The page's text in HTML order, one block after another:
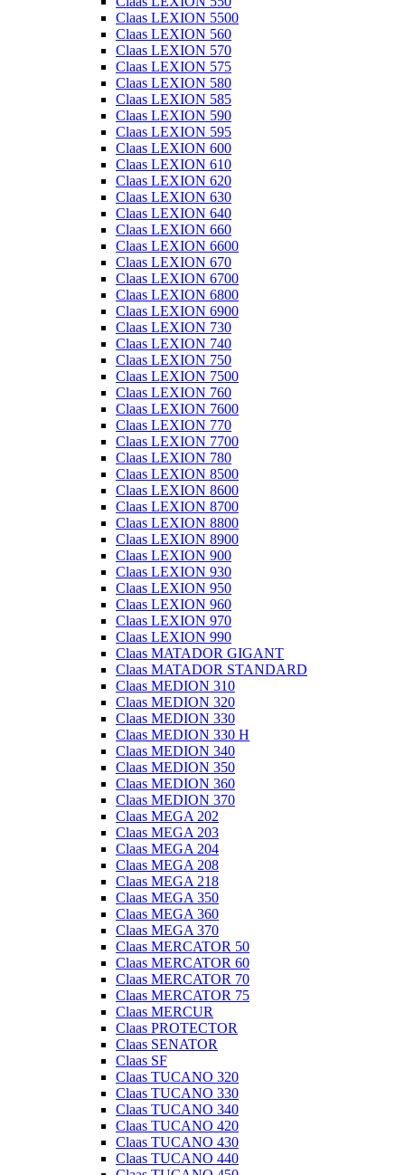
Claas LEXION 5500
Claas LEXION 560
Claas LEXION 570
Claas LEXION 575
Claas LEXION 580
Claas LEXION 585
Claas LEXION 590
Claas LEXION 595
Claas LEXION 600
Claas LEXION 610
Claas LEXION 620
Claas LEXION 630
Claas LEXION 640
Claas LEXION 660
Claas LEXION 6600
Claas LEXION 670
Claas LEXION 6700
Claas LEXION 6800
Claas LEXION 6900
Claas LEXION 730
Claas LEXION 740
Claas LEXION 750
Claas LEXION 7500
Claas LEXION 760
Claas LEXION 7600
Claas LEXION 770
Claas LEXION 7700
Claas LEXION 780
Claas LEXION 8500
Claas LEXION 8600
Claas LEXION 8700
Claas LEXION 8800
Claas LEXION 8900
Claas LEXION 900
Claas LEXION 930
Claas LEXION 950
Claas LEXION 960
Claas LEXION 970
Claas LEXION 990
Claas MATADOR GIGANT
Claas MATADOR STANDARD
Claas MEDION 310
Claas MEDION 320
Claas MEDION 330
Claas MEDION 330 H
Claas MEDION 340
Claas MEDION 350
Claas MEDION 360
Claas MEDION 370
Claas MEGA 202
Claas MEGA 203
Claas MEGA 204
Claas MEGA 208
Claas MEGA 218
Claas MEGA 350
Claas MEGA 360
Claas MEGA 370
Claas MERCATOR 50
Claas MERCATOR 60
Claas MERCATOR 70
Claas MERCATOR 75
Claas MERCUR
Claas PROTECTOR
Claas SENATOR
Claas SF
Claas TUCANO 320
Claas TUCANO 330
Claas TUCANO 340
Claas TUCANO 420
Claas TUCANO 430
Claas TUCANO 440